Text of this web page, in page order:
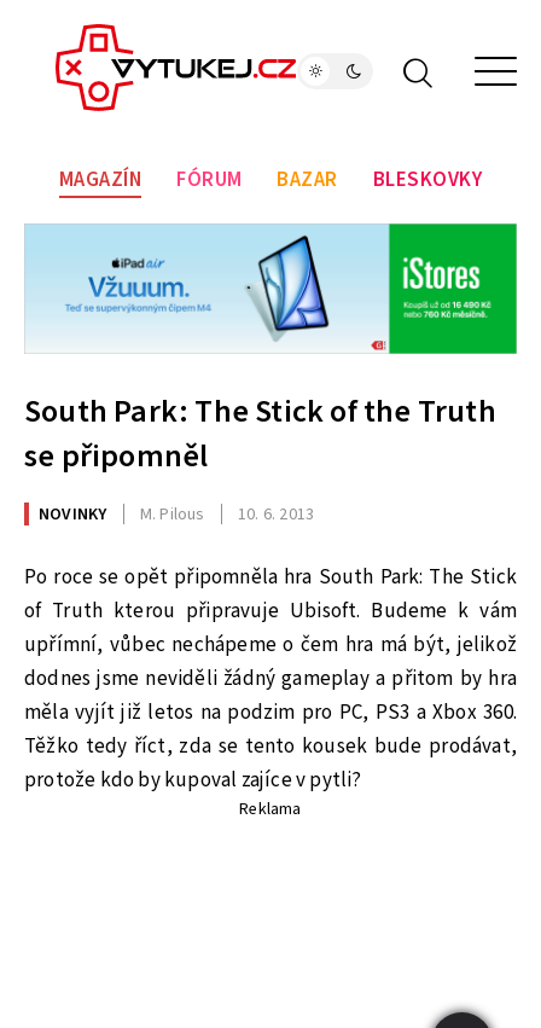
MAGAZÍN FÓRUM BAZAR BLESKOVKY
South Park: The Stick of the Truth
se připomněl
NOVINKY M. Pilous 10. 6. 2013
Po roce se opět připomněla hra South Park: The Stick
of Truth kterou připravuje Ubisoft. Budeme k vám
upřímní, vůbec nechápeme o čem hra má být, jelikož
dodnes jsme neviděli žádný gameplay a přitom by hra
měla vyjít již letos na podzim pro PC, PS3 a Xbox 360.
Těžko tedy říct, zda se tento kousek bude prodávat,
protože kdo by kupoval zajíce v pytli?
Reklama